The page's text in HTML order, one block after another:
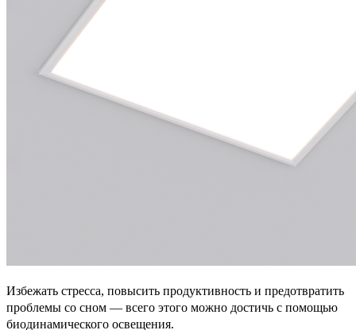
Избежать стресса, повысить продуктивность и предотвратить
проблемы со сном — всего этого можно достичь с помощью
биодинамического освещения.